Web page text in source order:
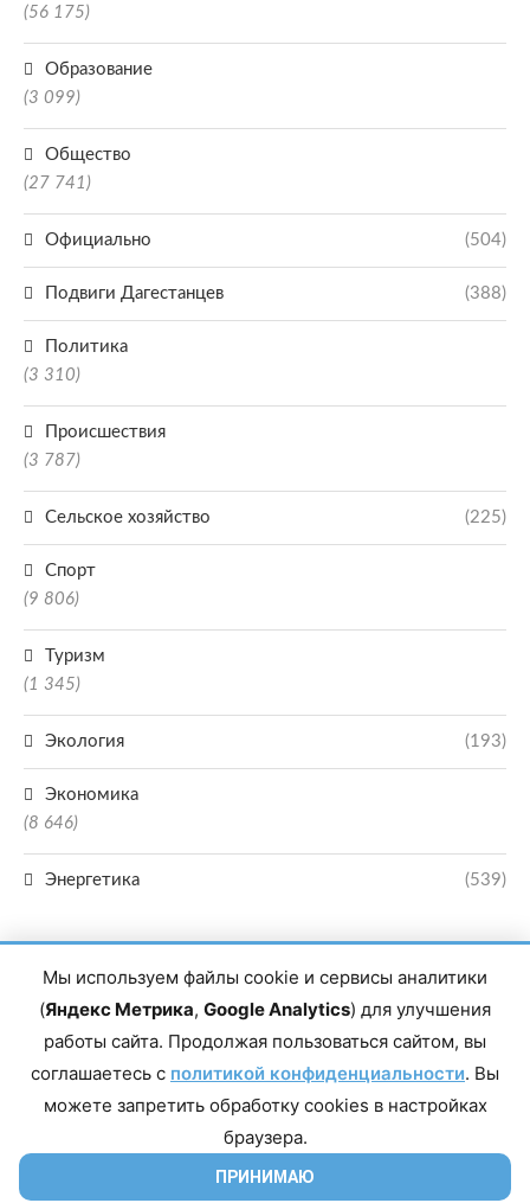
(56 175)
Образование
(3 099)
Общество
(27 741)
Официально (504)
Подвиги Дагестанцев (388)
Политика
(3 310)
Происшествия
(3 787)
Сельское хозяйство (225)
Спорт
(9 806)
Туризм
(1 345)
Экология (193)
Экономика
(8 646)
Энергетика (539)
Главный редактор сетевого издания Магомаев Тимур Нухович. Контакты
редакции: 8(988)-292-94-34 Почта: vestiskfo@gmail.com По вопросам
Дагестан, г. Махачкала, пр-т Насрутдинова, д. 1а. Все права защищены.
Копирование и использование полных материалов запрещено, частичное
цитирование возможно только при условии гиперссылки на сайт mirmol.ru.
Мы используем файлы cookie и сервисы аналитики
(Яндекс Метрика, Google Analytics) для улучшения
работы сайта. Продолжая пользоваться сайтом, вы
соглашаетесь с политикой конфиденциальности. Вы
можете запретить обработку cookies в настройках
браузера.
ПРИНИМАЮ